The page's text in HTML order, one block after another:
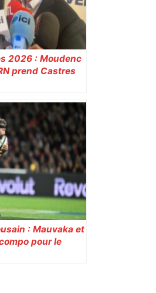
2026 : Moudenc
prend Castres
: Mauvaka et
pour le